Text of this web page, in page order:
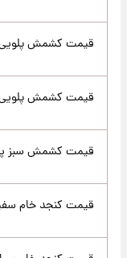
قیمت کشمش
قیمت کشمش
قیمت کشمش سبز
قیمت کنجد خام